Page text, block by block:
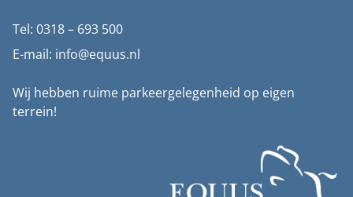
Tel: 0318 – 693 500
E-mail: info@equus.nl
Wij hebben ruime parkeergelegenheid op eigen
terrein!